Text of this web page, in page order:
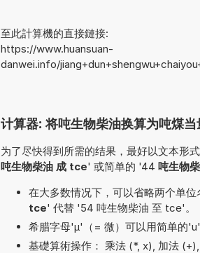
至此計算機的直接鏈接:
https://www.huansuan-
danwei.info/
计算器: 将吨生物柴油换算为吨煤
为了尽快得到所需的结果，最好以文本形
吨生物柴油 成 tce' 或简单的 '44 吨生物
在大多数情况下，可以省略两个单
tce' 代替 '54 吨生物柴油 至 tce'。
希腊字母'µ'（= 微）可以用简单的'u'
基礎算術操作： 乘法 (*, x), 加法